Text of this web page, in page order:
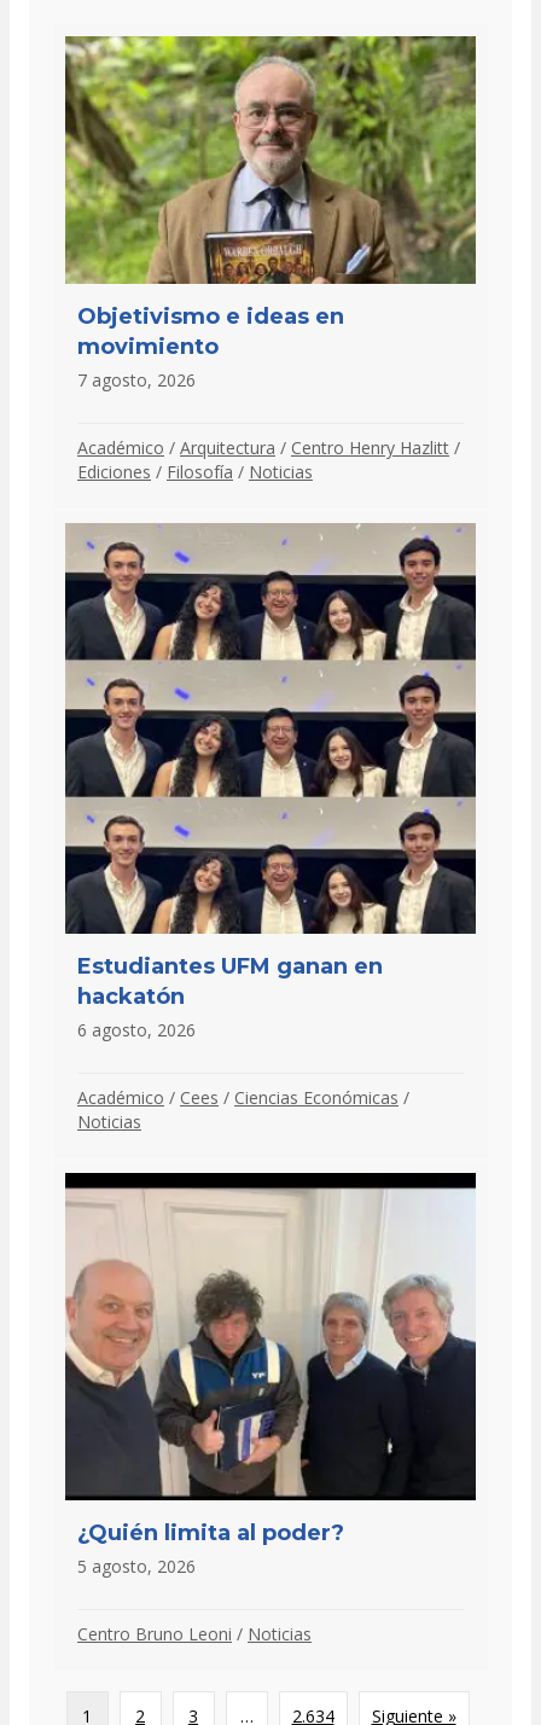
Objetivismo e ideas en
movimiento
7 agosto, 2026
Académico / Arquitectura / Centro Henry Hazlitt /
Ediciones / Filosofía / Noticias
Estudiantes UFM ganan en
hackatón
6 agosto, 2026
Académico / Cees / Ciencias Económicas /
Noticias
¿Quién limita al poder?
5 agosto, 2026
Centro Bruno Leoni / Noticias
1 2 3 … 2.634 Siguiente »